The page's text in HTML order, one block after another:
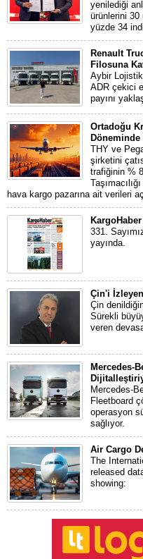
yenilediği
ürünlerini
yüzde 34
Renault
Filosuna
Aybir
ADR çekici
payını
Ortadoğu
THY ve
şirketini
trafiğinin %
hava kargo pazarına ait verileri
331.
yayında.
Çin'i
Çin
Sürekli
veren
Mercedes-
Mercedes-
Fleetboard
operasyon
sağlıyor.
Air Cargo
The
released
showing: